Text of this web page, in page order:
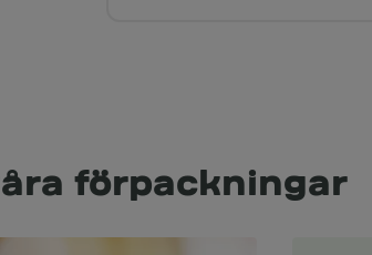
förpackningar